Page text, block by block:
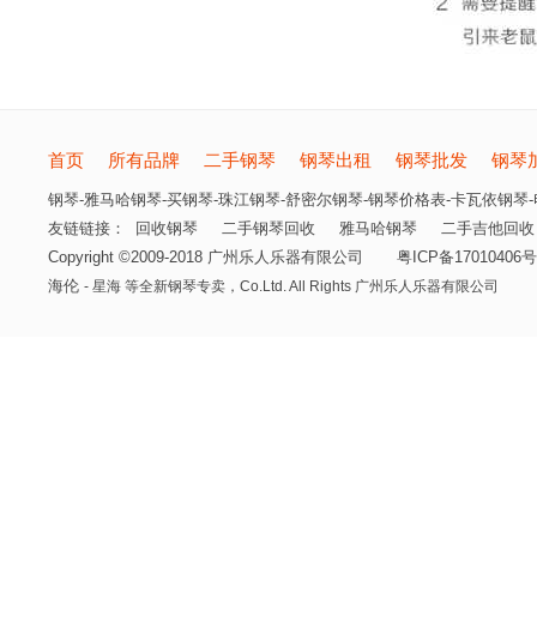
首页 所有品牌 二手钢琴 钢琴出租 钢琴批发 钢琴
钢琴-雅马哈钢琴-买钢琴-珠江钢琴-舒密尔钢琴-钢琴价格表-卡瓦依钢琴
友链链接：
回收钢琴 二手钢琴回收 雅马哈钢琴
二手吉他回收
Copyright ©2009-2018 广州乐人乐器有限公司
粤ICP备17010406
海伦 - 星海 等全新钢琴专卖， Co.Ltd. All Rights 广州乐人乐器有限公司